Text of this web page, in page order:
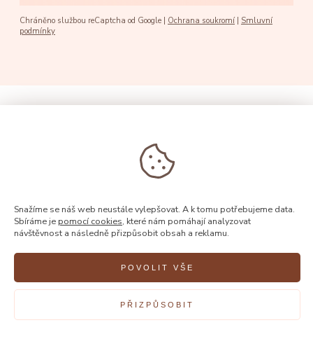
Chráněno službou reCaptcha od Google |
© 2026, Rýdl
Snažíme se náš web neustále vylepšovat. A k tomu potřebujeme data.
Sbíráme je pomocí cookies, které nám pomáhají analyzovat
návštěvnost a následně přizpůsobit obsah a reklamu.
PŘIZPŮSOBIT
POVOLIT VŠE